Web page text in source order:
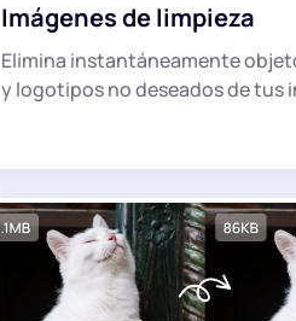
Imágenes de limpieza
Elimina instantáneamente
y logotipos no deseados de tus